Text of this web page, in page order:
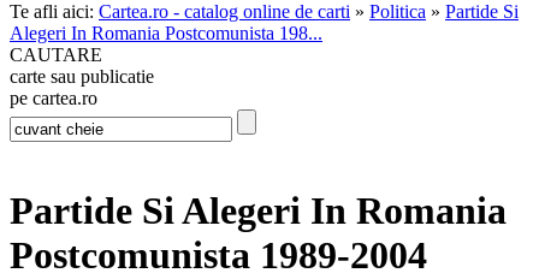
Te afli aici: Cartea.ro - catalog online de carti » Politica » Partide Si
Alegeri In Romania Postcomunista 198...
CAUTARE
carte sau publicatie
pe cartea.ro
Partide Si Alegeri In Romania
Postcomunista 1989-2004